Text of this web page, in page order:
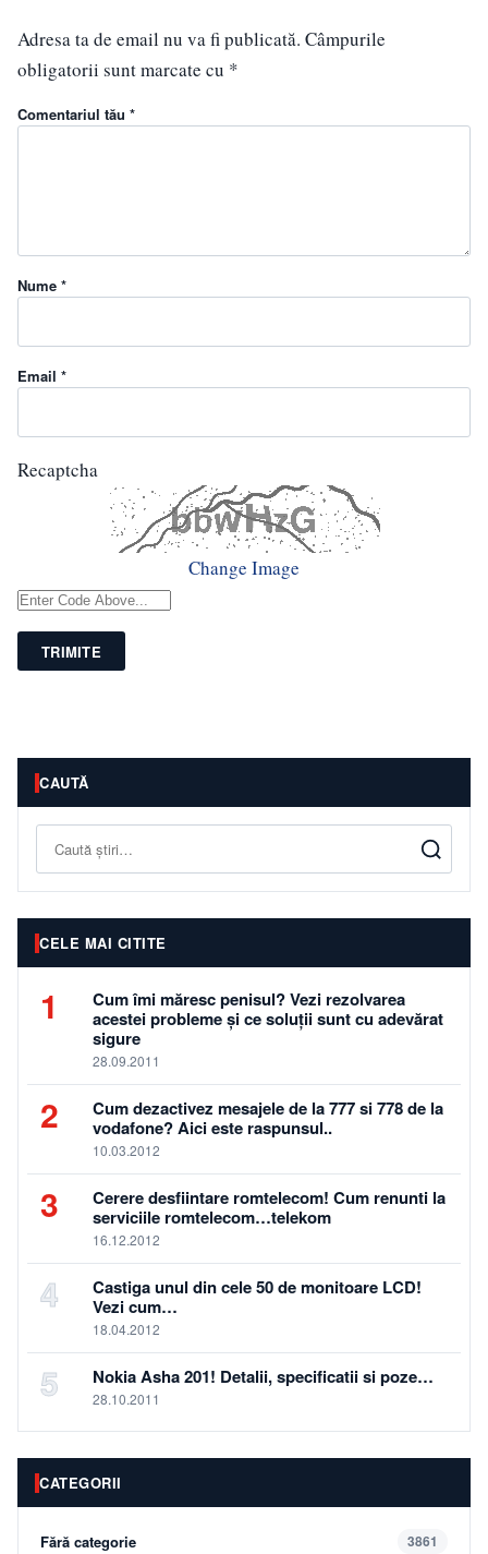
Adresa ta de email nu va fi publicată. Câmpurile
obligatorii sunt marcate cu *
Comentariul tău *
Nume *
Email *
Recaptcha
Change Image
TRIMITE
CAUTĂ
Caută
CELE MAI CITITE
1
Cum îmi măresc penisul? Vezi rezolvarea
acestei probleme și ce soluții sunt cu adevărat
sigure
28.09.2011
2
Cum dezactivez mesajele de la 777 si 778 de la
vodafone? Aici este raspunsul..
10.03.2012
3
Cerere desfiintare romtelecom! Cum renunti la
serviciile romtelecom…telekom
16.12.2012
4
Castiga unul din cele 50 de monitoare LCD!
Vezi cum…
18.04.2012
5 Nokia Asha 201! Detalii, specificatii si poze…
28.10.2011
CATEGORII
Fără categorie 3861